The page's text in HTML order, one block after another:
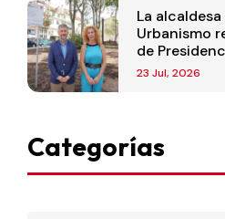
La
Urbanismo
de
de Madrid
23 Jul, 2026
Categorías